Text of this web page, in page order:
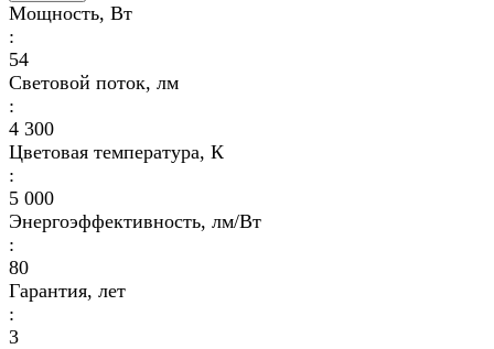
Мощность, Вт
:
54
Световой поток, лм
:
4 300
Цветовая температура, К
:
5 000
Энергоэффективность, лм/Вт
:
80
Гарантия, лет
:
3